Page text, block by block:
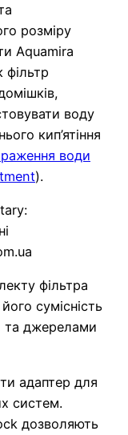
розміру
Aquamira
воду
кип’ятіння
води
).
фільтра
сумісність
та джерелами
адаптер для
систем.
дозволяють